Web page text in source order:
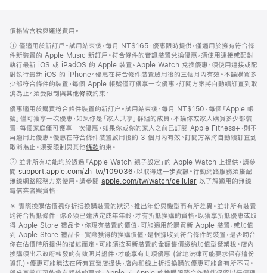
腳
腳
價格皆含稅與運送費用。
註
腳
① 僅適用於新訂戶。試用結束後，每月 NT$165。優惠限時提供，僅適用於擁有符合條
件新裝置的 Apple Music 新訂戶。符合條件的音訊裝置兌換優惠，須使用連接或配對
執行最新 iOS 或 iPadOS 的 Apple 裝置。Apple Watch 兌換優惠，須使用連接或配
對執行最新 iOS 的 iPhone。優惠在符合條件裝置啟用後的三個月內有效。不論購買多
少部符合條件的裝置，每個 Apple 帳號僅可獲享一次優惠。訂閱方案將自動續訂直到取
消為止。須受限制與其他條款約束。
優惠適用於購買符合條件裝置的新訂户。試用結束後，每月 NT$150。每個「Apple 帳
號」僅可獲享一次優惠，如果你是「家人共享」群組的成員，不論你或家人購買多少部裝
置，每個家庭僅可獲享一次優惠。如果你或你的家人之前已訂閱 Apple Fitness+，則不
再適用此優惠。優惠在符合條件裝置啟用後的 3 個月內有效。訂閱方案將自動續訂直到
取消為止。須受限制與其他條款約束。
註
腳
② 並非所有功能均於透過「Apple Watch 親子設定」的 Apple Watch 上提供。請參
閱 support.apple.com/zh-tw/109036 (以
新
開
啟)
，以取得進一步資訊。行動網路服務須搭配
無線網路服務方案使用。請參閱 apple.com/tw/watch/cellular 以了解適用的無線
電信業者與資格。
註
腳
※ 實際換購估價視你折抵換購裝置的狀況、推出年份與機型而有所差異。並非所有裝置
均符合折抵條件。你必須已達法定成年年齡，才有折抵換購的資格，以獲享折抵優惠或取
得 Apple Store 禮品卡。你現有裝置的價值，可能適用於購買新 Apple 裝置，或加值
到 Apple Store 禮品卡。實際獲得的換購價值，是根據收到符合條件的裝置，是否吻合
你在估價時所提供的描述而定。可能須按照新裝置的全額售價繳納加值型營業稅。店內
換購須出示政府核發的有效照片證件，才能享有此項優惠 (當地法律可能要求保存這份
資訊)。優惠可能無法在所有直營店提供，店內和線上折抵換購的優惠可能會有所不同。